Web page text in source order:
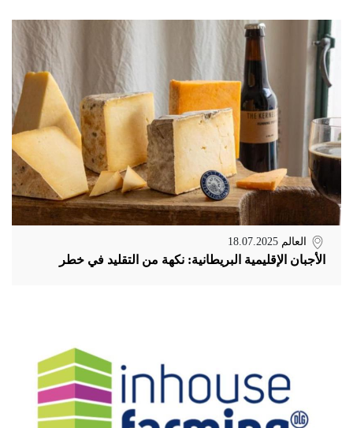
العالم 18.07.2025
الأجبان الإقليمية البريطانية: نكهة من التقليد في خطر